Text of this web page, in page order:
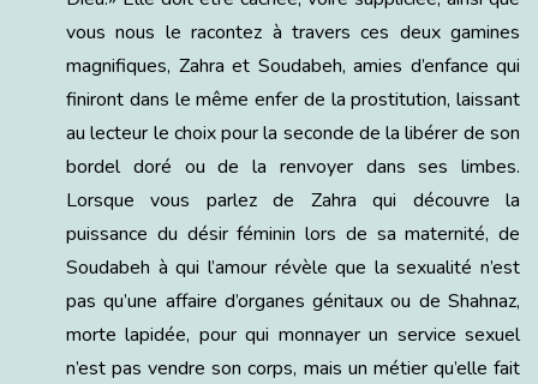
vous nous le racontez à travers ces deux gamines
magnifiques, Zahra et Soudabeh, amies d’enfance qui
finiront dans le même enfer de la prostitution, laissant
au lecteur le choix pour la seconde de la libérer de son
bordel doré ou de la renvoyer dans ses limbes.
Lorsque vous parlez de Zahra qui découvre la
puissance du désir féminin lors de sa maternité, de
Soudabeh à qui l’amour révèle que la sexualité n’est
pas qu’une affaire d’organes génitaux ou de Shahnaz,
morte lapidée, pour qui monnayer un service sexuel
n’est pas vendre son corps, mais un métier qu’elle fait